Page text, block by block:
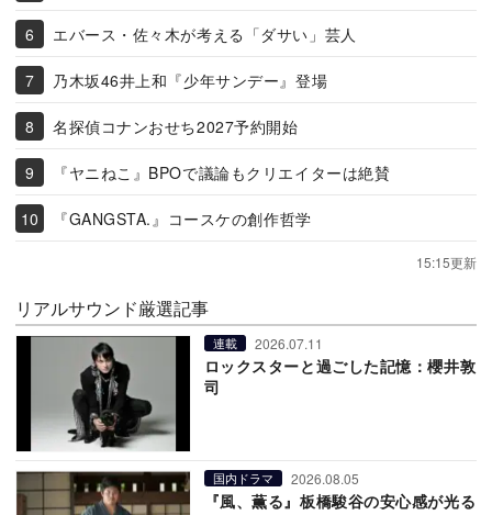
エバース・佐々木が考える「ダサい」芸人
乃木坂46井上和『少年サンデー』登場
名探偵コナンおせち2027予約開始
『ヤニねこ』BPOで議論もクリエイターは絶賛
『GANGSTA.』コースケの創作哲学
15:15更新
リアルサウンド厳選記事
連載 2026.07.11
ロックスターと過ごした記憶：櫻井敦
司
国内ドラマ 2026.08.05
『風、薫る』板橋駿谷の安心感が光る